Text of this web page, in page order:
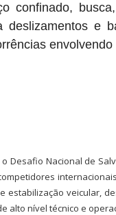
confinado,
deslizamentos e
Desafio Nacional de
estabilização veicular,
alto nível técnico e